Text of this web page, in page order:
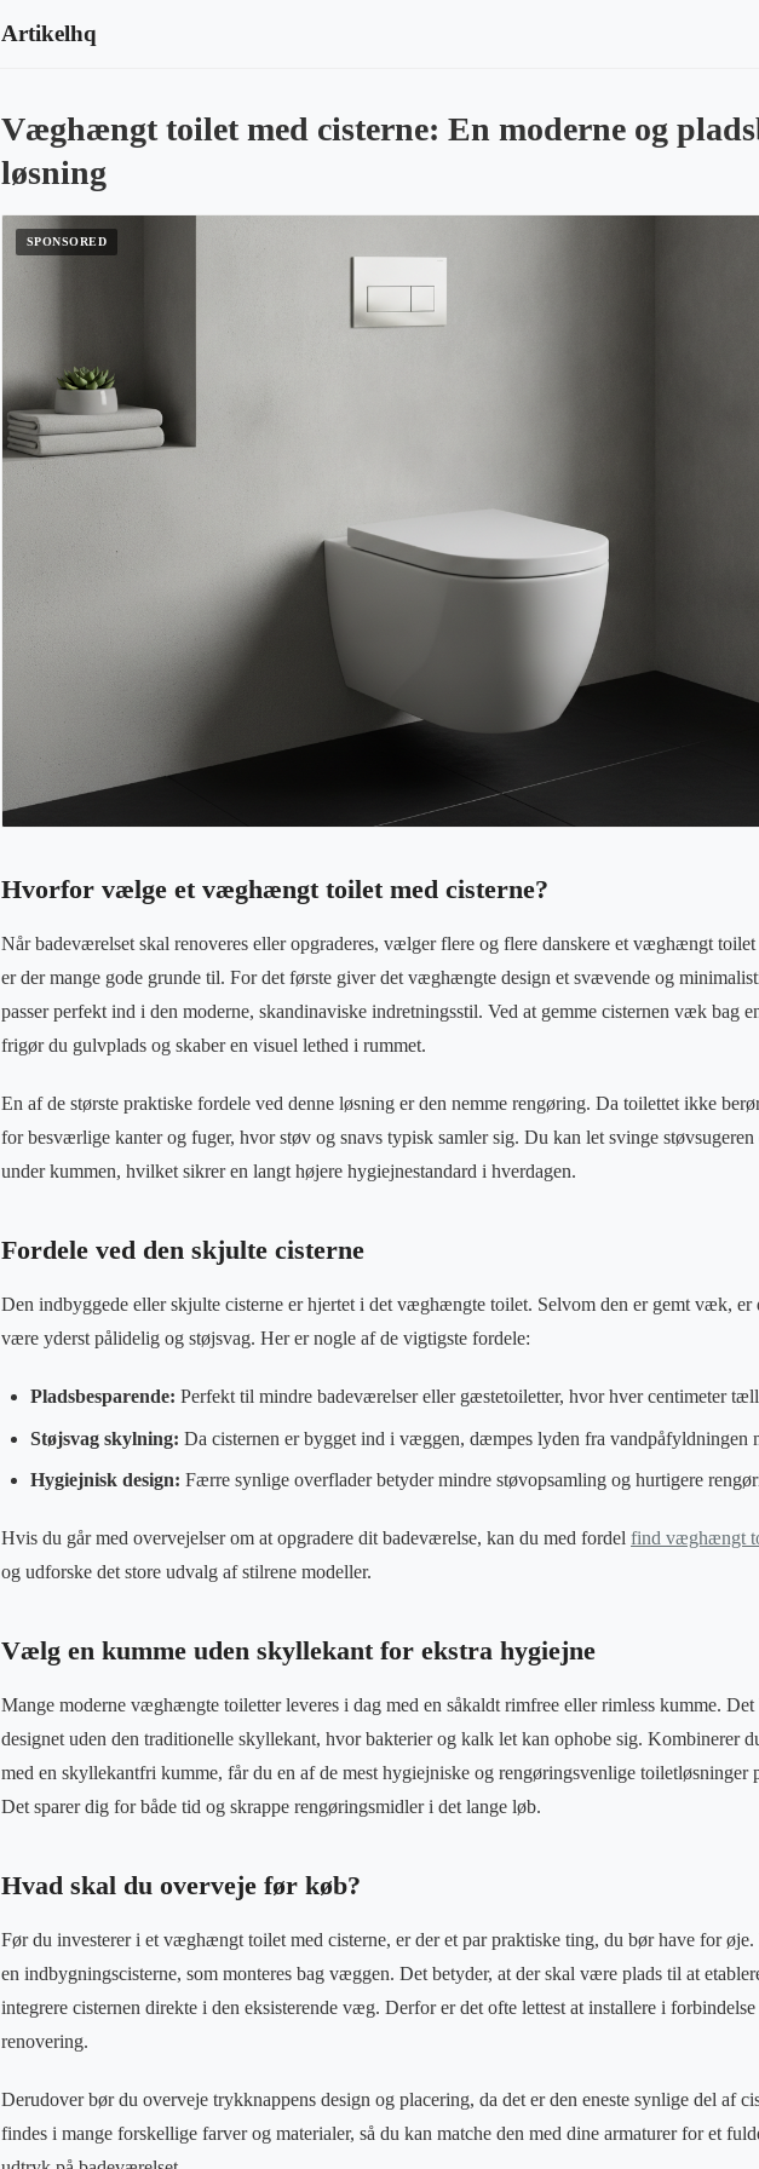
Artikelhq
Væghængt toilet med cisterne: En moderne og
løsning
Hvorfor vælge et væghængt toilet med cisterne?
Når badeværelset skal renoveres eller opgraderes, vælger flere og flere danskere et væghængt toilet
er der mange gode grunde til. For det første giver det væghængte design et svævende og
passer perfekt ind i den moderne, skandinaviske indretningsstil. Ved at gemme cisternen væk bag
frigør du gulvplads og skaber en visuel lethed i rummet.
En af de største praktiske fordele ved denne løsning er den nemme rengøring. Da toilettet ikke
for besværlige kanter og fuger, hvor støv og snavs typisk samler sig. Du kan let svinge
under kummen, hvilket sikrer en langt højere hygiejnestandard i hverdagen.
Fordele ved den skjulte cisterne
Den indbyggede eller skjulte cisterne er hjertet i det væghængte toilet. Selvom den er gemt væk, er
være yderst pålidelig og støjsvag. Her er nogle af de vigtigste fordele:
Pladsbesparende: Perfekt til mindre badeværelser eller gæstetoiletter, hvor hver centimeter
Støjsvag skylning: Da cisternen er bygget ind i væggen, dæmpes lyden fra vandpåfyldningen
Hygiejnisk design: Færre synlige overflader betyder mindre støvopsamling og hurtigere
Hvis du går med overvejelser om at opgradere dit badeværelse, kan du med fordel find væghængt
og udforske det store udvalg af stilrene modeller.
Vælg en kumme uden skyllekant for ekstra hygiejne
Mange moderne væghængte toiletter leveres i dag med en såkaldt rimfree eller rimless kumme. Det
designet uden den traditionelle skyllekant, hvor bakterier og kalk let kan ophobe sig. Kombinerer
med en skyllekantfri kumme, får du en af de mest hygiejniske og rengøringsvenlige toiletløsninger
Det sparer dig for både tid og skrappe rengøringsmidler i det lange løb.
Hvad skal du overveje før køb?
Før du investerer i et væghængt toilet med cisterne, er der et par praktiske ting, du bør have for
en indbygningscisterne, som monteres bag væggen. Det betyder, at der skal være plads til at
integrere cisternen direkte i den eksisterende væg. Derfor er det ofte lettest at installere i forbindelse
renovering.
Derudover bør du overveje trykknappens design og placering, da det er den eneste synlige del af
findes i mange forskellige farver og materialer, så du kan matche den med dine armaturer for et